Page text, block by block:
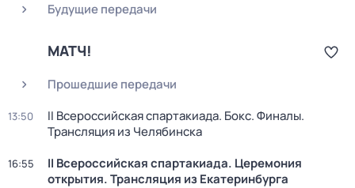
Будущие передачи
МАТЧ!
Прошедшие передачи
13:50
II Всероссийская спартакиада. Бокс. Финалы.
Трансляция из Челябинска
16:55
II Всероссийская спартакиада. Церемония
открытия. Трансляция из Екатеринбурга